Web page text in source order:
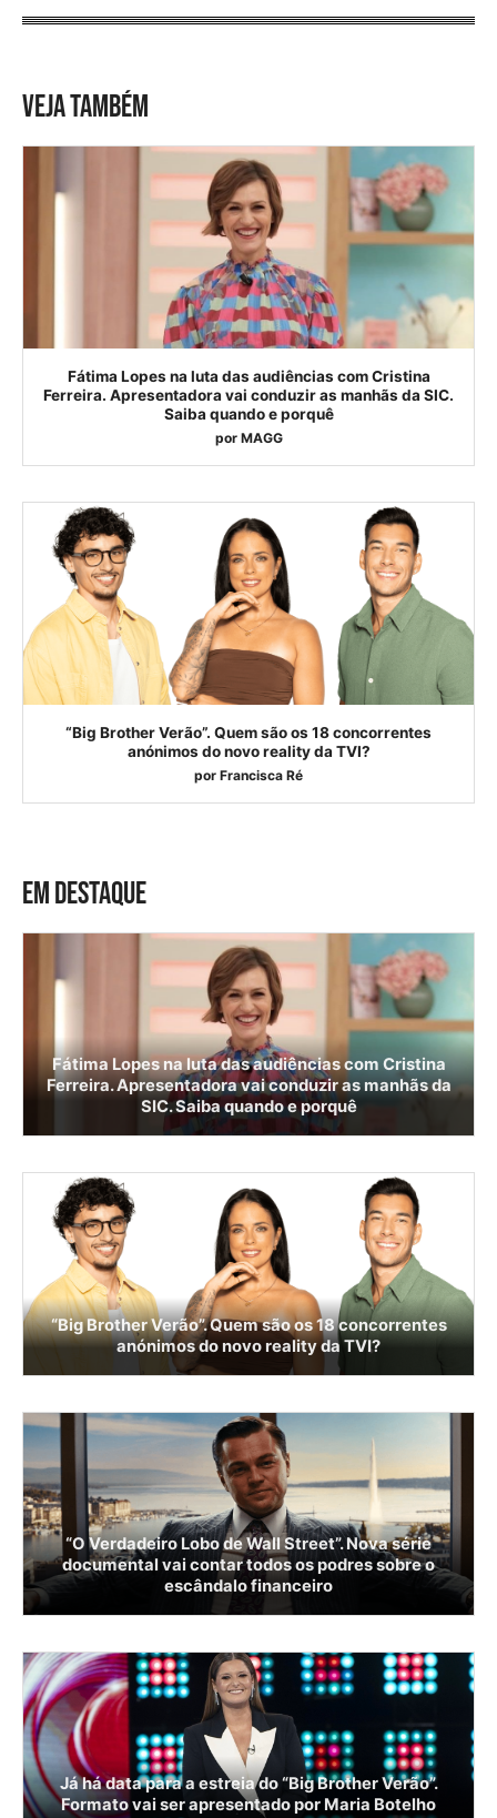
VEJA TAMBÉM
Fátima Lopes na luta das audiências com Cristina
Ferreira. Apresentadora vai conduzir as manhãs da SIC.
Saiba quando e porquê
por MAGG
“Big Brother Verão”. Quem são os 18 concorrentes
anónimos do novo reality da TVI?
por Francisca Ré
EM DESTAQUE
Fátima Lopes na luta das audiências com Cristina
Ferreira. Apresentadora vai conduzir as manhãs da
SIC. Saiba quando e porquê
“Big Brother Verão”. Quem são os 18 concorrentes
anónimos do novo reality da TVI?
“O Verdadeiro Lobo de Wall Street”. Nova série
documental vai contar todos os podres sobre o
escândalo financeiro
Já há data para a estreia do “Big Brother Verão”.
Formato vai ser apresentado por Maria Botelho